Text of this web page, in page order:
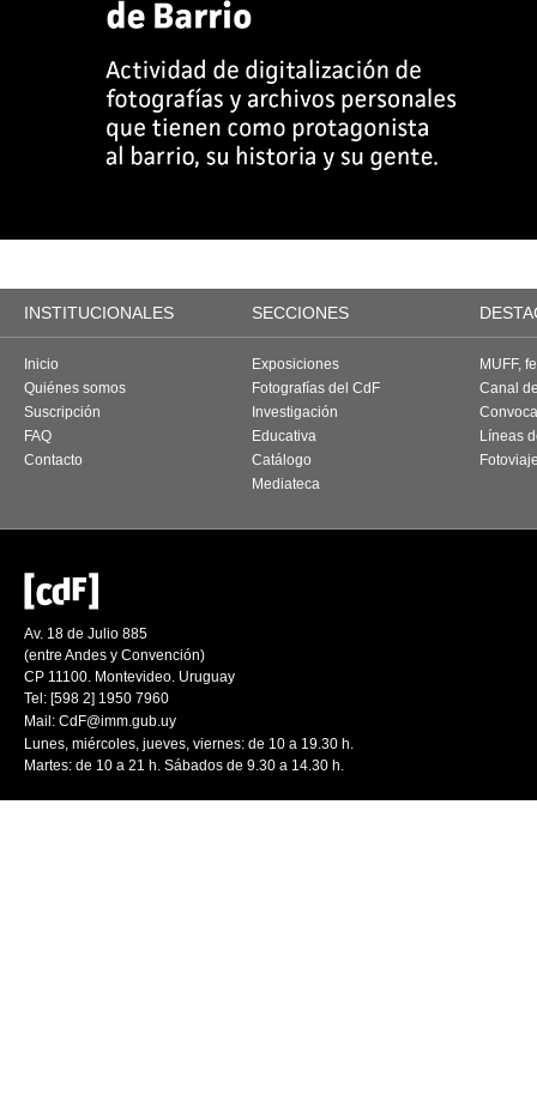
INSTITUCIONALES SECCIONES
Inicio
Quiénes somos
Suscripción
FAQ
Contacto
Exposiciones
Fotografías del CdF
Investigación
Educativa
Catálogo
Mediateca
MUFF,
Canal
Líneas
Av. 18 de Julio 885
(entre Andes y Convención)
CP 11100. Montevideo. Uruguay
Tel: [598 2] 1950 7960
Mail: CdF@imm.gub.uy
Lunes, miércoles, jueves, viernes: de 10 a 19.30 h.
Martes: de 10 a 21 h. Sábados de 9.30 a 14.30 h.